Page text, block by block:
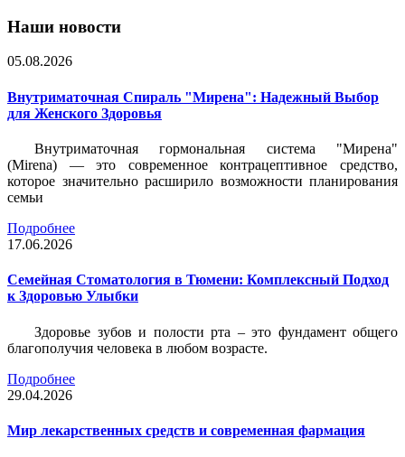
Наши новости
05.08.2026
Внутриматочная Спираль "Мирена": Надежный Выбор
для Женского Здоровья
Внутриматочная гормональная система "Мирена"
(Mirena) — это современное контрацептивное средство,
которое значительно расширило возможности планирования
семьи
Подробнее
17.06.2026
Семейная Стоматология в Тюмени: Комплексный Подход
к Здоровью Улыбки
Здоровье зубов и полости рта – это фундамент общего
благополучия человека в любом возрасте.
Подробнее
29.04.2026
Мир лекарственных средств и современная фармация